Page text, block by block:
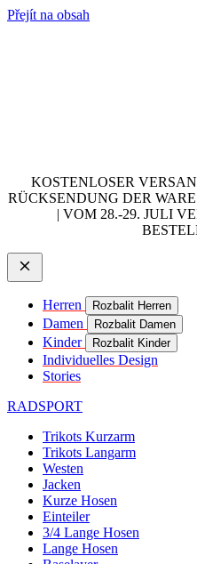
Přejít na obsah
KOSTENLOSER
RÜCKSENDUNG DER
| VOM 28.-29. JULI
Herren Rozbalit Herren
Damen Rozbalit Damen
Kinder Rozbalit Kinder
Individuelles Design
Stories
RADSPORT
Trikots Kurzarm
Trikots Langarm
Westen
Jacken
Kurze Hosen
Einteiler
3/4 Lange Hosen
Lange Hosen